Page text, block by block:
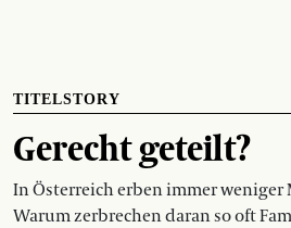
TITELSTORY
Gerecht geteilt?
In Österreich erben immer weniger
Warum zerbrechen daran so oft